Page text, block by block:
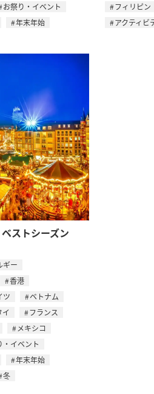
お祭り・イベント
年末年始
フィリピン
アクティビ
ストシーズン
ギー
香港
ツ
ベトナム
イ
フランス
メキシコ
・イベント
年末年始
冬